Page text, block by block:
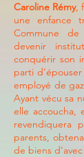
Caroline Rémy,
une enfance
Commune
devenir
conquérir son
parti
employé de
Ayant vécu sa
elle accoucha,
revendiquera
parents,
de biens